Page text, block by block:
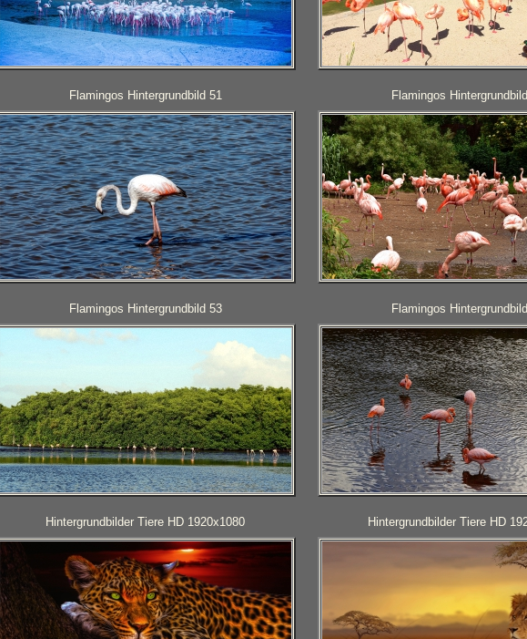
Flamingos Hintergrundbild 51 Flamingos
Flamingos Hintergrundbild 53 Flamingos
Hintergrundbilder Tiere HD 1920x1080 Hintergrundbilder Tiere HD